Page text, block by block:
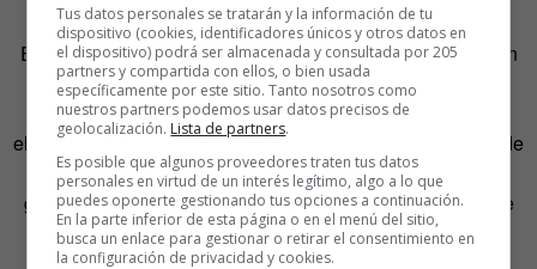
El cambio del sistema de rodaje consiste, básicamente, en
sustituir el trabajo en postproducción por el trabajo en
cámara, creando un estudio donde los actores y algunos
elementos situados en primer término son reales y detrás de
ellos se mueve todo un mundo virtual en resolución 4K
generado por pantallas led de gran formato que se mueve
en tiempo real.
Tus datos personales se tratarán y la información de tu
dispositivo (cookies, identificadores únicos y otros datos en
el dispositivo) podrá ser almacenada y consultada por 205
partners y compartida con ellos, o bien usada
específicamente por este sitio. Tanto nosotros como
nuestros partners podemos usar datos precisos de
geolocalización. Lista de partners.
Es posible que algunos proveedores traten tus datos
personales en virtud de un interés legítimo, algo a lo que
puedes oponerte gestionando tus opciones a continuación.
En la parte inferior de esta página o en el menú del sitio,
busca un enlace para gestionar o retirar el consentimiento en
la configuración de privacidad y cookies.